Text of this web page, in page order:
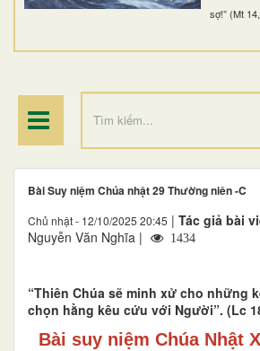
sợ!” (Mt
ĐIỂM HÀNH HƯƠNG
Bài Suy niệm Chúa nhật 29 Thường niên -C
Chủ nhật - 12/10/2025 20:45 | Tác giả bài
Nguyễn Văn Nghĩa |
1434
“Thiên Chúa sẽ minh xử cho những
chọn hằng kêu cứu với Người”. (Lc
Bài suy niệm Chúa Nhật